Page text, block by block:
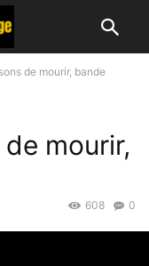
de mourir, bande
mourir,
0
608